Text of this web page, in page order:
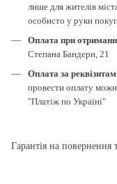
лише для жителів
особисто у руки
Оплата при
Степана Бандери, 21
Оплата за
провести оплату
"Платіж по Україні"
Гарантія на повернення